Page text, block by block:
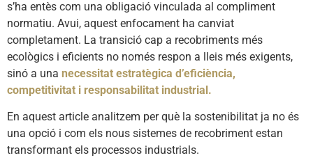
s’ha entès com una obligació vinculada al compliment
normatiu. Avui, aquest enfocament ha canviat
completament. La transició cap a recobriments més
ecològics i eficients no només respon a lleis més exigents,
sinó a una necessitat estratègica d’eficiència,
competitivitat i responsabilitat industrial.
En aquest article analitzem per què la sostenibilitat ja no és
una opció i com els nous sistemes de recobriment estan
transformant els processos industrials.